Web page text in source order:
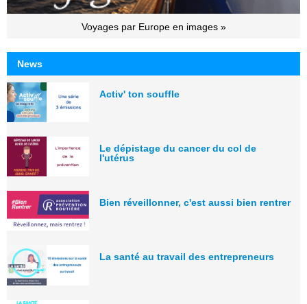
Voyages par Europe en images »
News
Activ' ton souffle
Le dépistage du cancer du col de
l'utérus
Bien réveillonner, c'est aussi bien rentrer
La santé au travail des entrepreneurs